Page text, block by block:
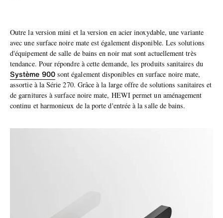
Outre la version mini et la version en acier inoxydable, une variante
avec une surface noire mate est également disponible. Les solutions
d'équipement de salle de bains en noir mat sont actuellement très
tendance. Pour répondre à cette demande, les produits sanitaires du
Système 900sont également disponibles en surface noire mate,
assortie à la Série 270. Grâce à la large offre de solutions sanitaires et
de garnitures à surface noire mate, HEWI permet un aménagement
continu et harmonieux de la porte d'entrée à la salle de bains.